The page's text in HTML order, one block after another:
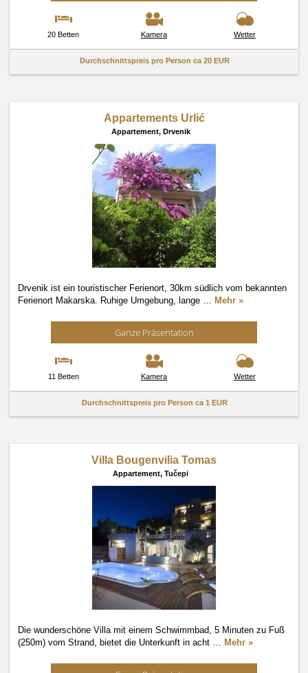
20 Betten Kamera Wetter
Durchschnittspreis pro Person ca 20 EUR
Appartements Urlić
Appartement, Drvenik
Drvenik ist ein touristischer Ferienort, 30km südlich vom bekannten
Ferienort Makarska. Ruhige Umgebung, lange … Mehr »
Ganze Präsentation
11 Betten Kamera Wetter
Durchschnittspreis pro Person ca 1 EUR
Villa Bougenvilia Tomas
Appartement, Tučepi
Die wunderschöne Villa mit einem Schwimmbad, 5 Minuten zu Fuß
(250m) vom Strand, bietet die Unterkunft in acht … Mehr »